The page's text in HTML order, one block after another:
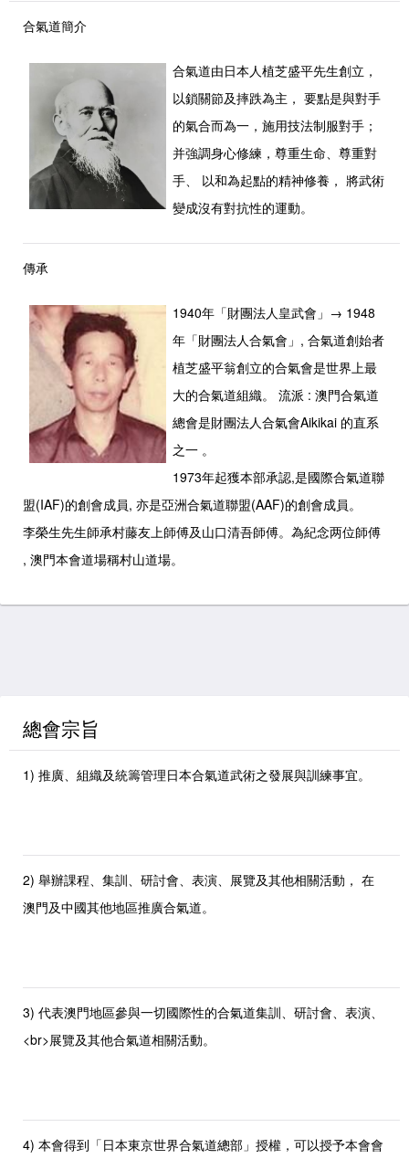
合氣道簡介
合氣道由日本人植芝盛平先生創立，
以鎖關節及摔跌為主， 要點是與對手
的氣合而為一，施用技法制服對手；
并強調身心修練，尊重生命、尊重對
手、 以和為起點的精神修養， 將武術
傳承
1940年「財團法人皇武會」→ 1948
年「財團法人合氣會」, 合氣道創始者
植芝盛平翁創立的合氣會是世界上最
大的合氣道組織。 流派 : 澳門合氣道
總會是財團法人合氣會Aikikai 的直系
之一 。
1973年起獲本部承認,是國際合氣道聯
盟(IAF)的創會成員, 亦是亞洲合氣道聯盟(AAF)的創會成員。
李榮生先生師承村藤友上師傅及山口清吾師傅。為紀念两位師傅
總會宗旨
1) 推廣、組織及統籌管理日本合氣道武術之發展與訓練事宜。
2) 舉辦課程、集訓、研討會、表演、展覽及其他相關活動， 在
澳門及中國其他地區推廣合氣道。
3) 代表澳門地區參與一切國際性的合氣道集訓、研討會、表演、
<br>展覽及其他合氣道相關活動。
4) 本會得到「日本東京世界合氣道總部」授權，可以授予本會會